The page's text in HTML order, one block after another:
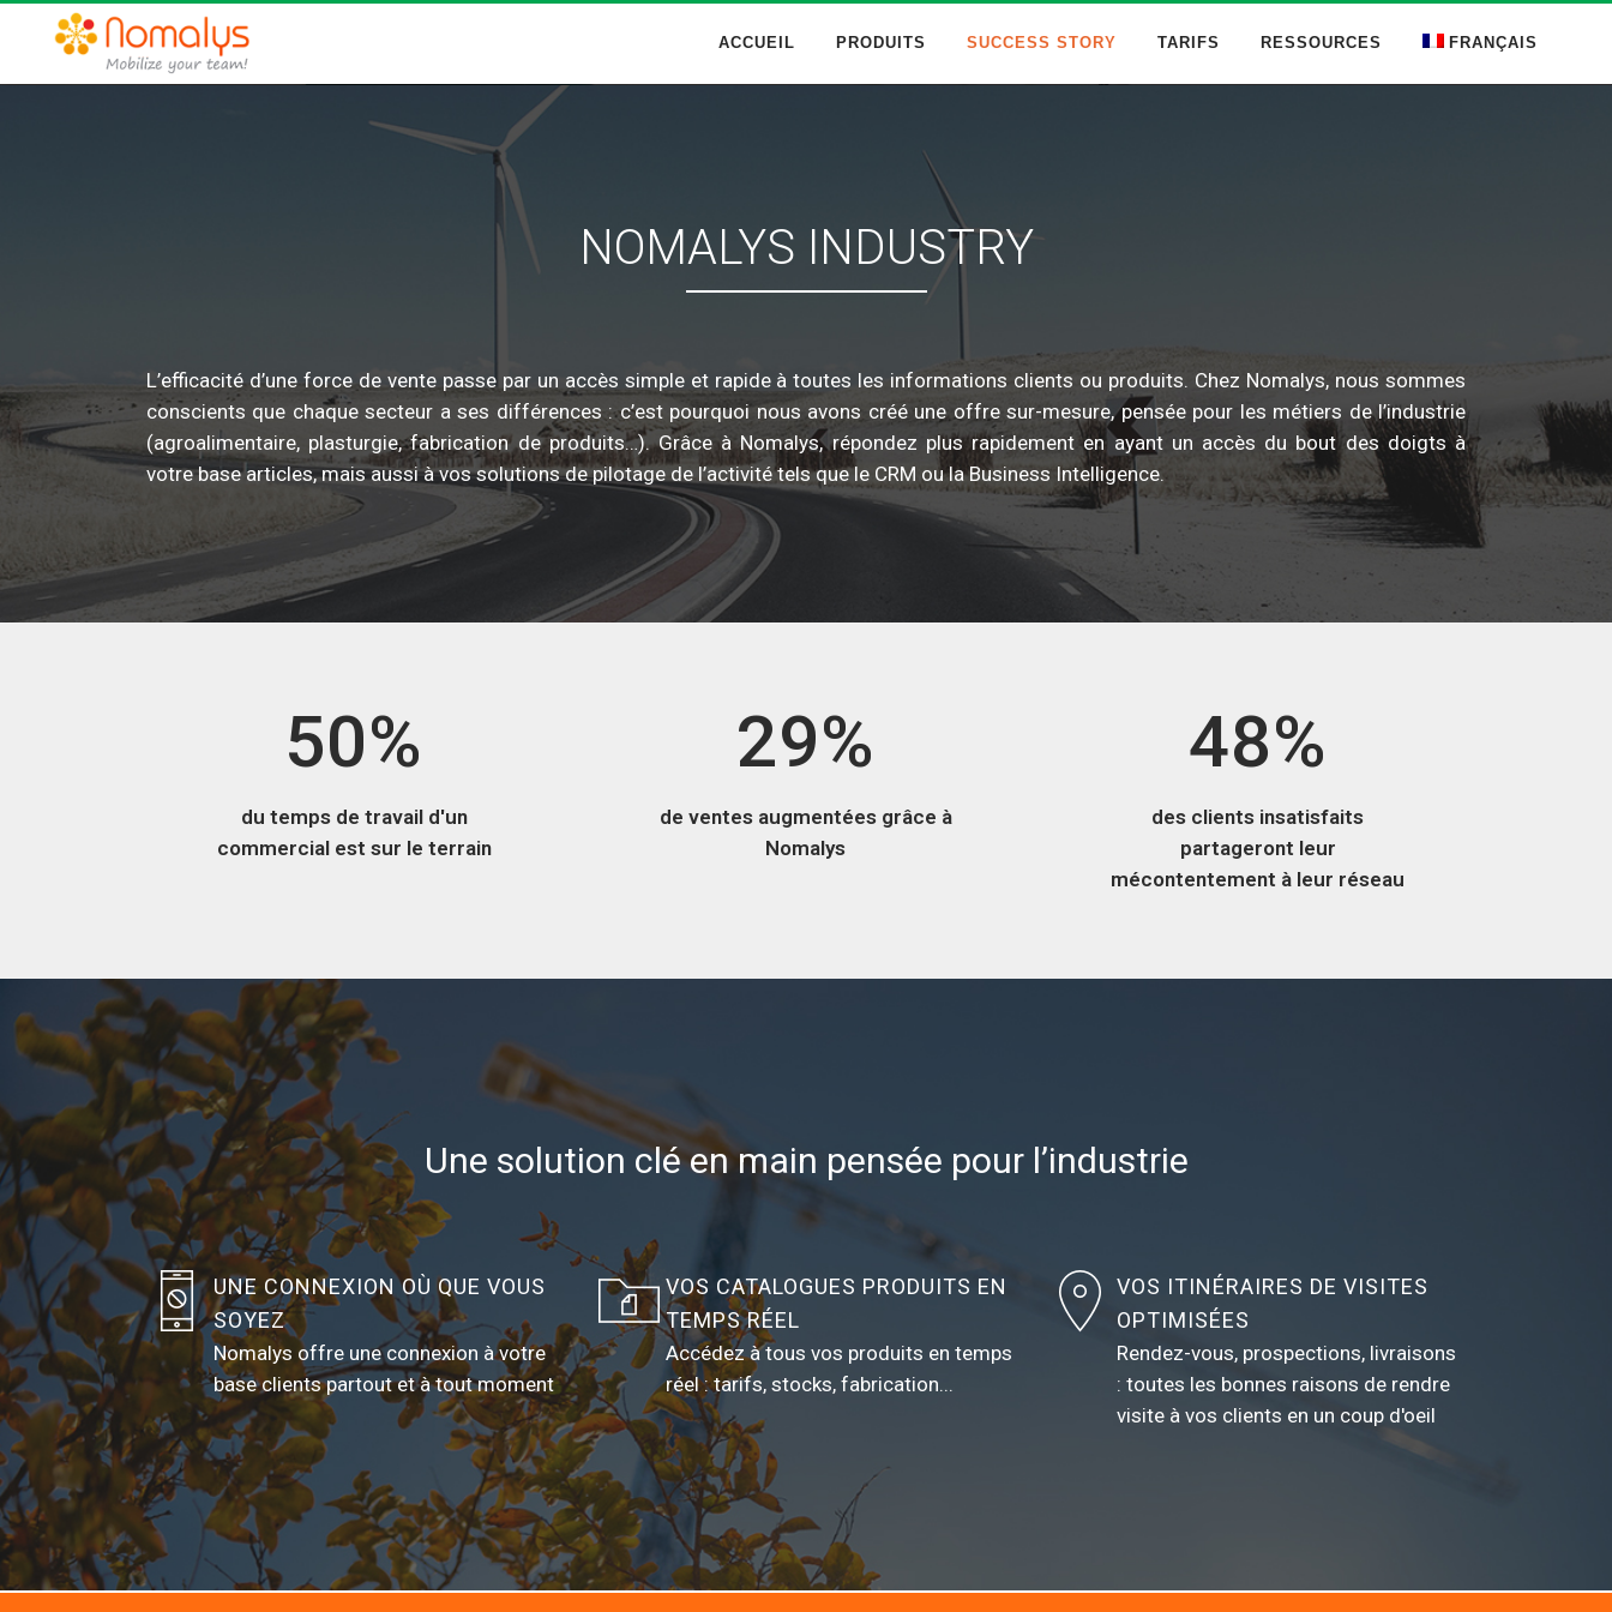
ACCUEIL PRODUITS SUCCESS STORY TARIFS RESSOURCES FRANÇAIS
NOMALYS INDUSTRY
L’efficacité d’une force de vente passe par un accès simple et rapide à toutes les informations clients ou produits. Chez Nomalys, nous sommes
conscients que chaque secteur a ses différences : c’est pourquoi nous avons créé une offre sur-mesure, pensée pour les métiers de l’industrie
(agroalimentaire, plasturgie, fabrication de produits…). Grâce à Nomalys, répondez plus rapidement en ayant un accès du bout des doigts à
votre base articles, mais aussi à vos solutions de pilotage de l’activité tels que le CRM ou la Business Intelligence.
0
1
2
3
50%
du temps de travail d'un
commercial est sur le terrain
0
2
0
2
3
4
5
6
9%
de ventes augmentées grâce à
Nomalys
0
1
2
4
3
4
5
6
8%
des clients insatisfaits
partageront leur
mécontentement à leur réseau
Une solution clé en main pensée pour l’industrie
UNE CONNEXION OÙ QUE VOUS
SOYEZ
Nomalys offre une connexion à votre
base clients partout et à tout moment
VOS CATALOGUES PRODUITS EN
TEMPS RÉEL
Accédez à tous vos produits en temps
réel : tarifs, stocks, fabrication...
VOS ITINÉRAIRES DE VISITES
OPTIMISÉES
Rendez-vous, prospections, livraisons
: toutes les bonnes raisons de rendre
visite à vos clients en un coup d'oeil